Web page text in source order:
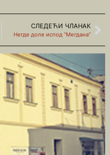
СЛЕДЕЋИ ЧЛАНАК
Негде доле испод “Мегдана”